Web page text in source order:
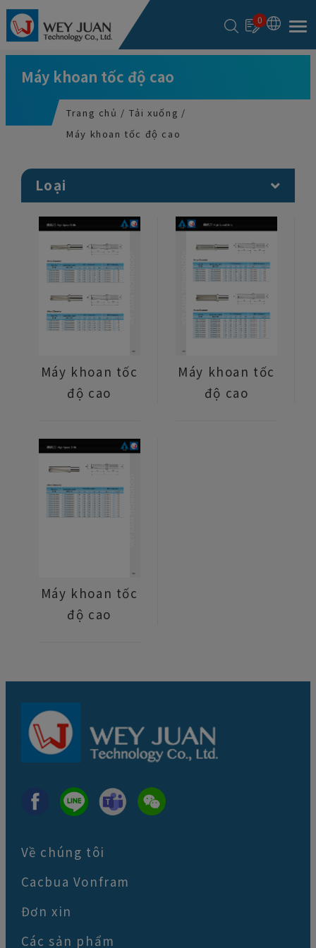
0
Máy khoan tốc độ cao
Trang chủ
Tải xuống
Máy khoan tốc độ cao
Loại
Máy khoan tốc
độ cao
Máy khoan tốc
độ cao
Máy khoan tốc
độ cao
Về chúng tôi
Cacbua Vonfram
Đơn xin
Các sản phẩm
Bảng quản lý cookie